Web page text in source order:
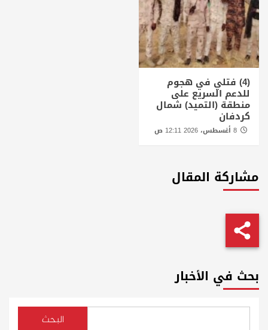
(4) فتلي في هجوم
للدعم السريع على
منطقة (التميد) شمال
كردفان
مشاركة المقال
بحث في الأخبار
البحث